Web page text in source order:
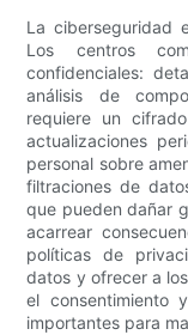
La ciberseguridad
Los centros
confidenciales:
análisis de
requiere un
actualizaciones
personal sobre
filtraciones de
que pueden dañar
acarrear
políticas de
datos y ofrecer a
el consentimiento
importantes para